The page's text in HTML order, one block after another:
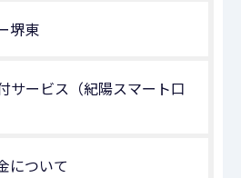
堺東
サービス（紀陽スマート口
について